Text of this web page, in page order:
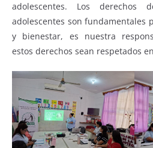
adolescentes. Los
adolescentes son fundamentales
y bienestar, es nuestra
estos derechos sean respetados